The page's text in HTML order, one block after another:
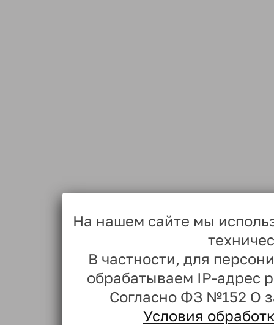
На нашем сайте мы
В частности, для
обрабатываем IP-адрес
Согласно ФЗ №152 О
Условия